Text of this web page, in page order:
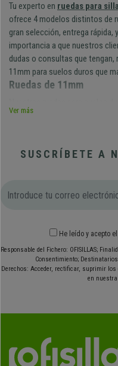
Tu experto en ruedas para
ofrece 4 modelos distintos de
gran selección, entrega rápida,
importancia a que nuestros
dudas o consultas que
11mm para suelos duros que
Ruedas de 11mm
de suelos, de alta calidad
Ver más
SUSCRÍBETE A
He leído y acepto el
Responsable del Fichero: OFISILLAS;
Consentimiento;
Derechos: Acceder, rectificar, suprimir
en